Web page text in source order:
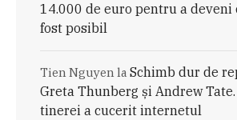
14.000 de euro pentru a deveni
fost posibil
Tien Nguyenla Schimb dur de
Greta Thunberg și Andrew
tinerei a cucerit internetul